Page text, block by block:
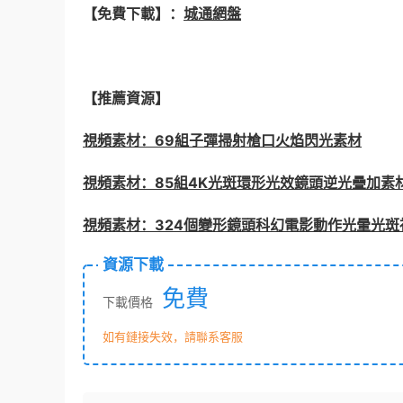
【免費下載】： 城通網盤
【推薦資源】
視頻素材：69組子彈掃射槍口火焰閃光素材
視頻素材：85組4K光斑環形光效鏡頭逆光疊加素
視頻素材：324個變形鏡頭科幻電影動作光暈光斑
資源下載
下載價格 免費
如有鏈接失效，請聯系客服